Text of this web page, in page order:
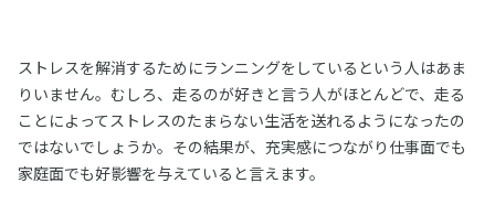
ストレスを解消するためにランニングをしているという人はあま
りいません。むしろ、走るのが好きと言う人がほとんどで、走る
ことによってストレスのたまらない生活を送れるようになったの
ではないでしょうか。その結果が、充実感につながり仕事面でも
家庭面でも好影響を与えていると言えます。